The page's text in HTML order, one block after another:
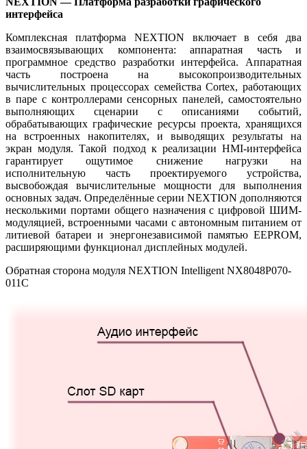
интерфейса
Комплексная платформа NEXTION включает в себя два
взаимосвязывающих компонента: аппаратная часть и
программное средство разработки интерфейса. Аппаратная
часть построена на высокопроизводительных
вычислительных процессорах семейства Cortex, работающих
в паре с контроллерами сенсорных панелей, самостоятельно
выполняющих сценарии с описаниями событий,
обрабатывающих графические ресурсы проекта, хранящихся
на встроенных накопителях, и выводящих результаты на
экран модуля. Такой подход к реализации HMI-интерфейса
гарантирует ощутимое снижение нагрузки на
исполнительную часть проектируемого устройства,
высвобождая вычислительные мощности для выполнения
основных задач. Определённые серии NEXTION дополняются
несколькими портами общего назначения с цифровой ШИМ-
модуляцией, встроенными часами с автономным питанием от
литиевой батареи и энергонезависимой памятью EEPROM,
расширяющими функционал дисплейных модулей.
Обратная сторона модуля NEXTION Intelligent NX8048P070-
011C